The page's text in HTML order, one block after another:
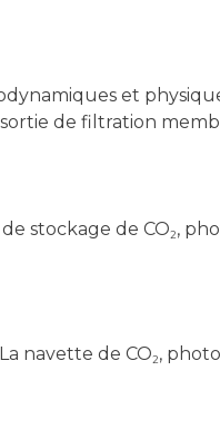
et
de filtration
stockage de CO2,
La navette de CO2,